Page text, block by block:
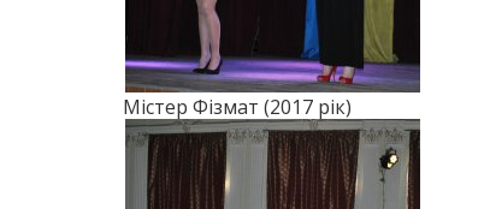
Містер Фізмат (2017 рік)